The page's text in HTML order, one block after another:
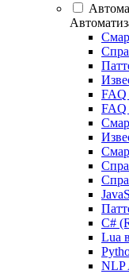
FAQ
C#
Lua
NLP